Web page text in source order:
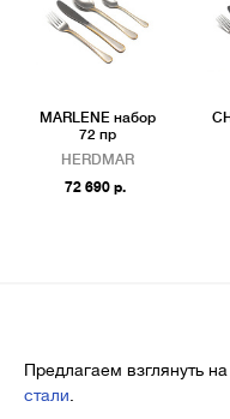
MARLENE набор
72 пр
HERDMAR
72 690 р.
Предлагаем взглянуть
стали